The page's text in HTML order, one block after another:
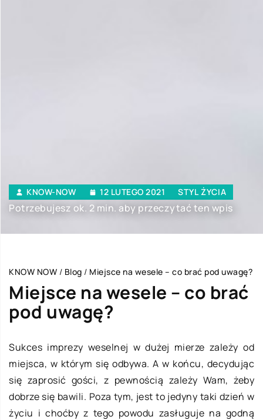
KNOW-NOW 12 LUTEGO 2021 STYL ŻYCIA
Potrzebujesz ok. 2 min. aby przeczytać ten wpis
KNOW NOW / Blog / Miejsce na wesele – co brać pod uwagę?
Miejsce na wesele – co brać
pod uwagę?
Sukces imprezy weselnej w dużej mierze zależy od
miejsca, w którym się odbywa. A w końcu, decydując
się zaprosić gości, z pewnością zależy Wam, żeby
dobrze się bawili. Poza tym, jest to jedyny taki dzień w
życiu i choćby z tego powodu zasługuje na godną